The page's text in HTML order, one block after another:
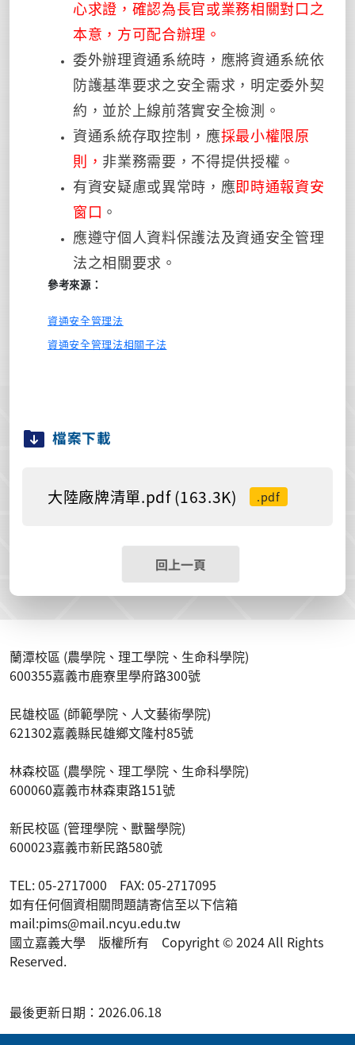
心求證，確認為長官或業務相關對口之
本意，方可配合辦理。
委外辦理資通系統時，應將資通系統依
防護基準要求之安全需求，明定委外契
約，並於上線前落實安全檢測。
資通系統存取控制，應採最小權限原
則， 非業務需要，不得提供授權。
有資安疑慮或異常時，應即時通報資安
窗口 。
應遵守個人資料保護法及資通安全管理
法之相關要求。
參考來源：
資通安全管理法
資通安全管理法相關子法
檔案下載
大陸廠牌清單.pdf (163.3K) .pdf
回上一頁
蘭潭校區 (農學院、理工學院、生命科學院)
600355嘉義市鹿寮里學府路300號
民雄校區 (師範學院、人文藝術學院)
621302嘉義縣民雄鄉文隆村85號
林森校區 (農學院、理工學院、生命科學院)
600060嘉義市林森東路151號
新民校區 (管理學院、獸醫學院)
600023嘉義市新民路580號
TEL: 05-2717000 FAX: 05-2717095
如有任何個資相關問題請寄信至以下信箱
mail:pims@mail.ncyu.edu.tw
國立嘉義大學 版權所有 Copyright © 2024 All Rights
Reserved.
最後更新日期：2026.06.18